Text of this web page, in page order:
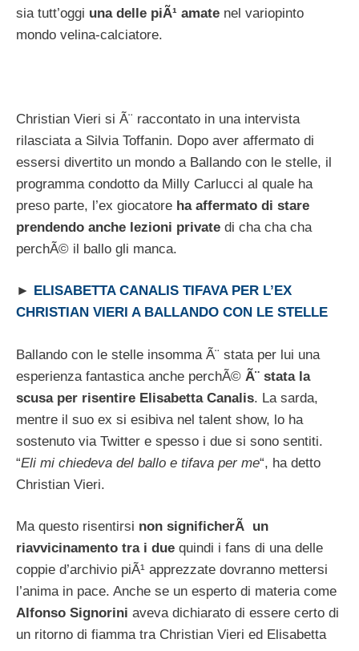
sia tutt’oggi una delle piÃ¹ amate nel variopinto
mondo velina-calciatore.
Christian Vieri si Ã¨ raccontato in una intervista
rilasciata a Silvia Toffanin. Dopo aver affermato di
essersi divertito un mondo a Ballando con le stelle, il
programma condotto da Milly Carlucci al quale ha
preso parte, l’ex giocatore ha affermato di stare
prendendo anche lezioni private di cha cha cha
perchÃ© il ballo gli manca.
►
ELISABETTA CANALIS TIFAVA PER L’EX
CHRISTIAN VIERI A BALLANDO CON LE STELLE
Ballando con le stelle insomma Ã¨ stata per lui una
esperienza fantastica anche perchÃ© Ã¨ stata la
scusa per risentire Elisabetta Canalis. La sarda,
mentre il suo ex si esibiva nel talent show, lo ha
sostenuto via Twitter e spesso i due si sono sentiti.
“Eli mi chiedeva del ballo e tifava per me“, ha detto
Christian Vieri.
Ma questo risentirsi non significherÃ un
riavvicinamento tra i due quindi i fans di una delle
coppie d’archivio piÃ¹ apprezzate dovranno mettersi
l’anima in pace. Anche se un esperto di materia come
Alfonso Signorini aveva dichiarato di essere certo di
un ritorno di fiamma tra Christian Vieri ed Elisabetta